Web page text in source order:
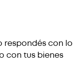
respondés con lo
con tus bienes